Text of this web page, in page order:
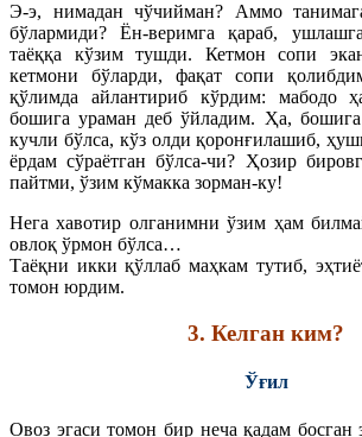
Э-э, нимадан чўчийман? Аммо
бўлармиди? Ён-веримга қараб,
таёққа кўзим тушди. Кетмон сопи
кетмони бўларди, фақат сопи
қўлимда айлантириб кўрдим: мабодо
бошига ураман деб ўйладим. Ҳа,
кучли бўлса, кўз олди қоронғилашиб,
ёрдам сўраётган бўлса-чи? Ҳозир
пайтми, ўзим кўмакка зорман-ку!
Нега хавотир олганимни ўзим ҳам
овлоқ ўрмон бўлса…
Таёқни икки қўллаб маҳкам тутиб,
томон юрдим.
3. Келган ким?
Ўғил
Овоз эгаси томон бир неча қадам босган